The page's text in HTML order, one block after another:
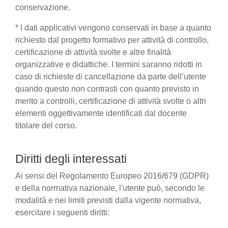
conservazione.
* I dati applicativi vengono conservati in base a quanto
richiesto dal progetto formativo per attività di controllo,
certificazione di attività svolte e altre finalità
organizzative e didattiche. I termini saranno ridotti in
caso di richieste di cancellazione da parte dell’utente
quando questo non contrasti con quanto previsto in
merito a controlli, certificazione di attività svolte o altri
elementi oggettivamente identificati dal docente
titolare del corso.
Diritti degli interessati
Ai sensi del Regolamento Europeo 2016/679 (GDPR)
e della normativa nazionale, l'utente può, secondo le
modalità e nei limiti previsti dalla vigente normativa,
esercitare i seguenti diritti: